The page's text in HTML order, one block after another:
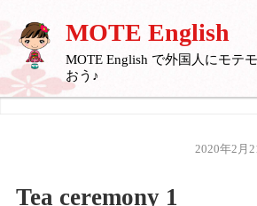
MOTE English
MOTE English で外国人にモテ
おう♪
2020年2月
Tea ceremony 1